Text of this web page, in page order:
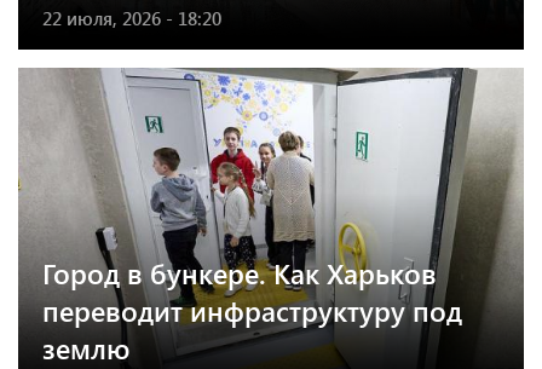
22 июля, 2026 - 18:20
Город в бункере. Как Харьков
переводит инфраструктуру под
землю